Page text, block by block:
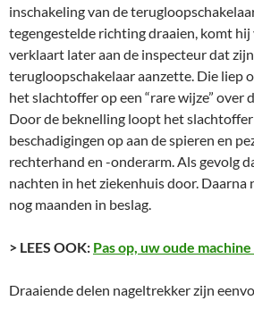
inschakeling van de
tegengestelde richting draaien, komt
verklaart later aan de inspecteur dat
terugloopschakelaar aanzette. Die liep
het slachtoffer op een “rare wijze” over
Door de beknelling loopt het
beschadigingen op aan de spieren en
rechterhand en -onderarm. Als gevolg
nachten in het ziekenhuis door.
nog maanden in beslag.
> LEES OOK: Pas op, uw oude
Draaiende delen nageltrekker zijn